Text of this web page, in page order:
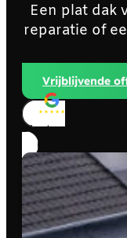
Een plat dak
reparatie of
Vrijblijvende
Klanten